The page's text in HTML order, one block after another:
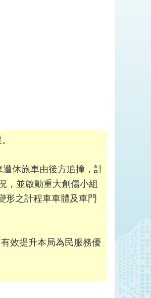
休旅車由後方追撞，計
，並啟動重大創傷小組
形之計程車車體及車門
效提升本局為民服務優